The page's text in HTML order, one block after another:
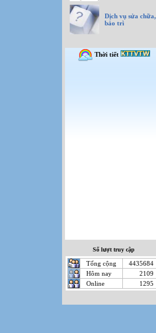
Dịch vụ sửa chữa,
bảo trì
Số lượt truy cập
Tổng cộng
4435684
Hôm nay
2109
Online
1295